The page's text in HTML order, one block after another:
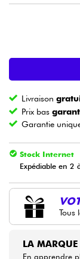
Eclairage
Vents
Violons
Eveil
Câbles
HiFi
Livraison
Prix bas
Garantie
Stock Internet
Expédiable en 2
Tous
LA
En apprendre